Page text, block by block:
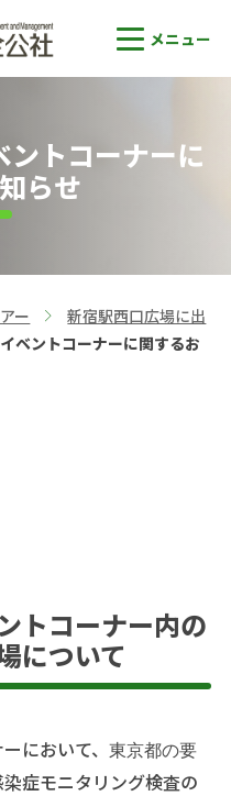
トコーナーに
らせ
ー
>
新宿駅西口広場に出
ベントコーナーに関するお
トコーナー内の
について
において、 東京都の要
症モニタリング検査の